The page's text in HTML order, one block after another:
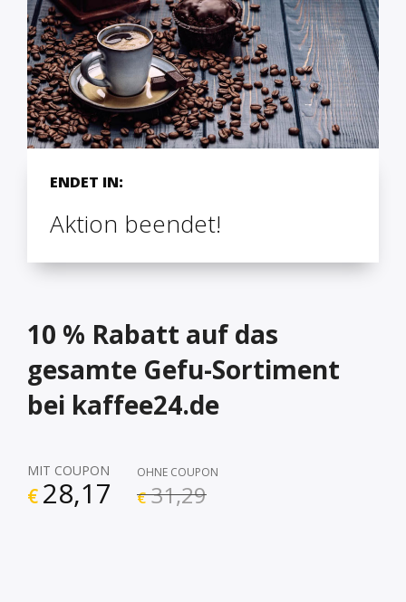
ENDET IN:
Aktion beendet!
10 % Rabatt auf das
gesamte Gefu-Sortiment
bei kaffee24.de
MIT COUPON
€ 28,17
OHNE COUPON
€ 31,29